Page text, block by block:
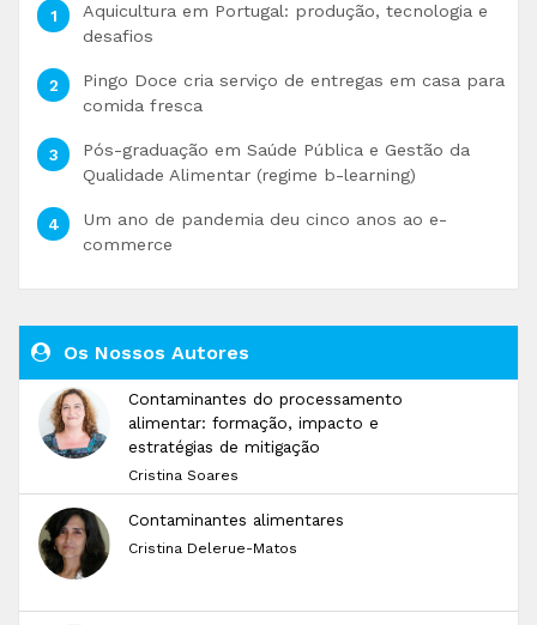
Aquicultura em Portugal: produção, tecnologia e
desafios
Pingo Doce cria serviço de entregas em casa para
comida fresca
Pós-graduação em Saúde Pública e Gestão da
Qualidade Alimentar (regime b-learning)
Um ano de pandemia deu cinco anos ao e-
commerce
Os Nossos Autores
Contaminantes do processamento
alimentar: formação, impacto e
estratégias de mitigação
Cristina Soares
Contaminantes alimentares
Cristina Delerue-Matos